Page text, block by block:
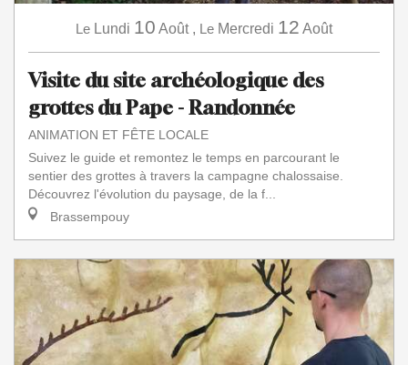
Le Lundi 10 Août, Le Mercredi 12 Août
Visite du site archéologique des
grottes du Pape - Randonnée
ANIMATION ET FÊTE LOCALE
Suivez le guide et remontez le temps en parcourant le
sentier des grottes à travers la campagne chalossaise.
Découvrez l'évolution du paysage, de la f...
Brassempouy